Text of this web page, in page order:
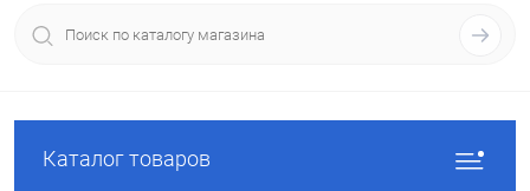
Каталог товаров